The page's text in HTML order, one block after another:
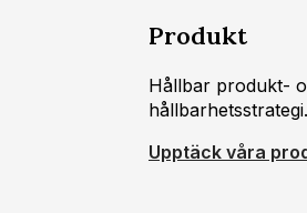
Produkt
Hållbar produkt-
hållbarhetsstrategi.
Upptäck våra